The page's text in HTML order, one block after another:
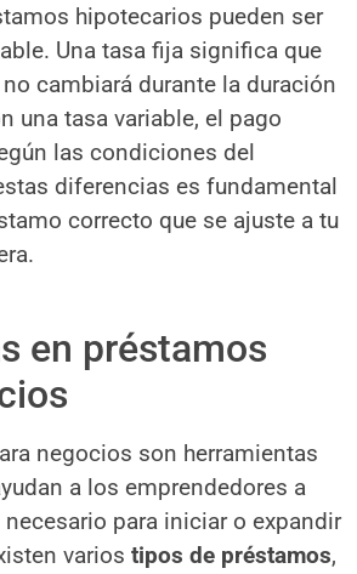
hipotecarios pueden ser
Una tasa fija significa que
cambiará durante la duración
una tasa variable, el pago
las condiciones del
diferencias es fundamental
correcto que se ajuste a tu
en préstamos
negocios son herramientas
a los emprendedores a
para iniciar o expandir
varios tipos de préstamos,